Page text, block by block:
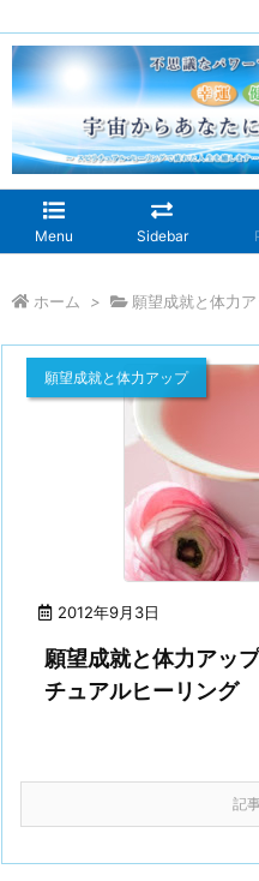
Menu Sidebar
ホーム > 願望成就と体力
2012年9月3日
願望成就と体力アップ
願望成就と体力アッ
チュアルヒーリング
記